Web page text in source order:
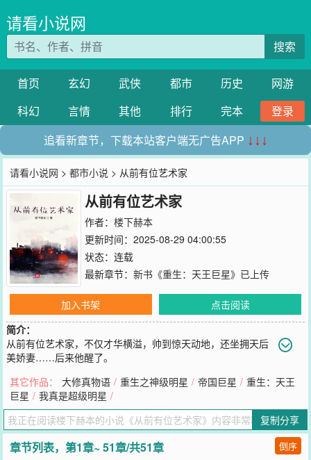
请看小说网
搜索
首页 玄幻 武侠 都市 历史
网游
科幻
言情 其他 排行 完本
登录
追看新章节，下载本站客户端无广告APP ↓↓↓
请看小说网 >都市小说 > 从前有位艺术家
从前有位艺术家
作者： 楼下赫本
更新时间：2025-08-29 04:00:55
状态：连载
最新章节： 新书《重生：天王巨星》已上传
加入书架
点击阅读
简介：
从前有位艺术家，不仅才华横溢，帅到惊天动地，还坐拥天后
美娇妻……后来他醒了。
博微信里的朋友推荐哦！
其它作品： 大修真物语 / 重生之神级明星 / 帝国巨星 / 重生：天王
巨星 / 我真是超级明星 /
复制分享
章节列表，第1章~ 51章/共51章 倒序